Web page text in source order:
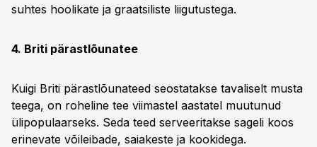
suhtes hoolikate ja graatsiliste liigutustega.
4. Briti pärastlõunatee
Kuigi Briti pärastlõunateed seostatakse tavaliselt musta
teega, on roheline tee viimastel aastatel muutunud
ülipopulaarseks. Seda teed serveeritakse sageli koos
erinevate võileibade, saiakeste ja kookidega.